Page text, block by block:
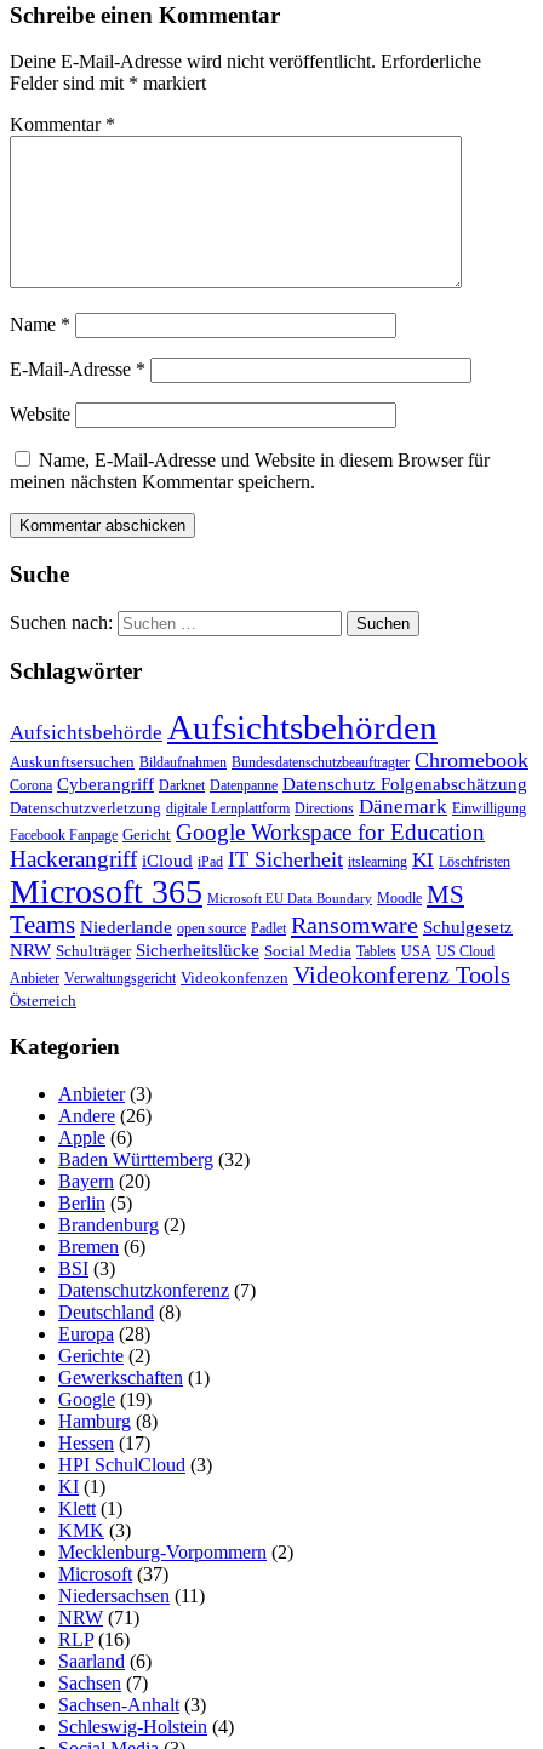
Schreibe einen Kommentar
Deine E-Mail-Adresse wird nicht veröffentlicht. Erforderliche
Felder sind mit * markiert
Kommentar *
Name *
E-Mail-Adresse *
Website
Name, E-Mail-Adresse und Website in diesem Browser für
meinen nächsten Kommentar speichern.
Suche
Suchen nach:
Schlagwörter
Aufsichtsbehörde Aufsichtsbehörden
Auskunftsersuchen Bildaufnahmen Bundesdatenschutzbeauftragter Chromebook
Corona Cyberangriff Darknet Datenpanne Datenschutz Folgenabschätzung
Datenschutzverletzung digitale Lernplattform Directions Dänemark Einwilligung
Facebook Fanpage Gericht Google Workspace for Education
Hackerangriff iCloud iPad IT Sicherheit itslearning KI Löschfristen
Microsoft 365 Microsoft EU Data Boundary Moodle MS
Teams Niederlande open source Padlet Ransomware Schulgesetz
NRW Schulträger Sicherheitslücke Social Media Tablets USA US Cloud
Anbieter Verwaltungsgericht Videokonfenzen Videokonferenz Tools
Österreich
Kategorien
Anbieter(3)
Andere (26)
Apple (6)
Baden Württemberg (32)
Bayern (20)
Berlin (5)
Brandenburg (2)
Bremen (6)
BSI (3)
Datenschutzkonferenz (7)
Deutschland (8)
Europa (28)
Gerichte (2)
Gewerkschaften (1)
Google (19)
Hamburg (8)
Hessen (17)
HPI SchulCloud (3)
KI (1)
Klett (1)
KMK (3)
Mecklenburg-Vorpommern (2)
Microsoft (37)
Niedersachsen (11)
NRW (71)
RLP(16)
Saarland (6)
Sachsen (7)
Sachsen-Anhalt (3)
Schleswig-Holstein (4)